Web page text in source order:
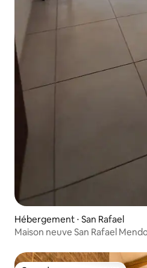
Hébergement ⋅ San Rafael
Maison neuve San Rafael